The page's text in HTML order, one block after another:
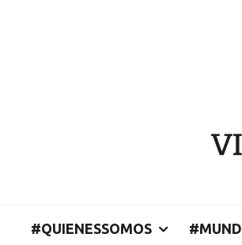
#QUIENESSOMOS